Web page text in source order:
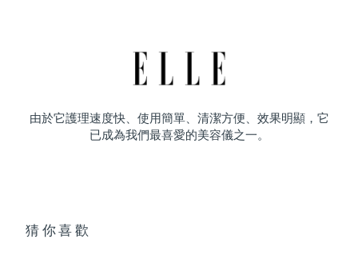
由於它護理速度快、使用簡單、清潔方便、效果明顯，它
已成為我們最喜愛的美容儀之一。
猜你喜歡